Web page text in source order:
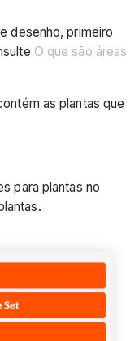
desenho, primeiro
O que são áreas
as plantas que
para plantas no